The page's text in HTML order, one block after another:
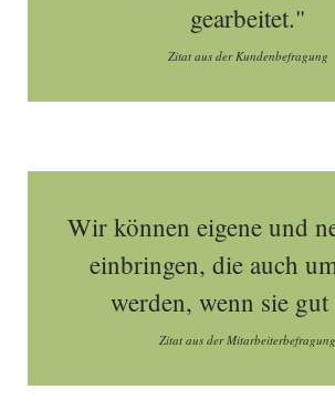
gearbeitet."
Zitat aus der Kundenbefragung
Wir können eigene und
einbringen, die auch
werden, wenn sie gut
Zitat aus der Mitarbeiterbefragung